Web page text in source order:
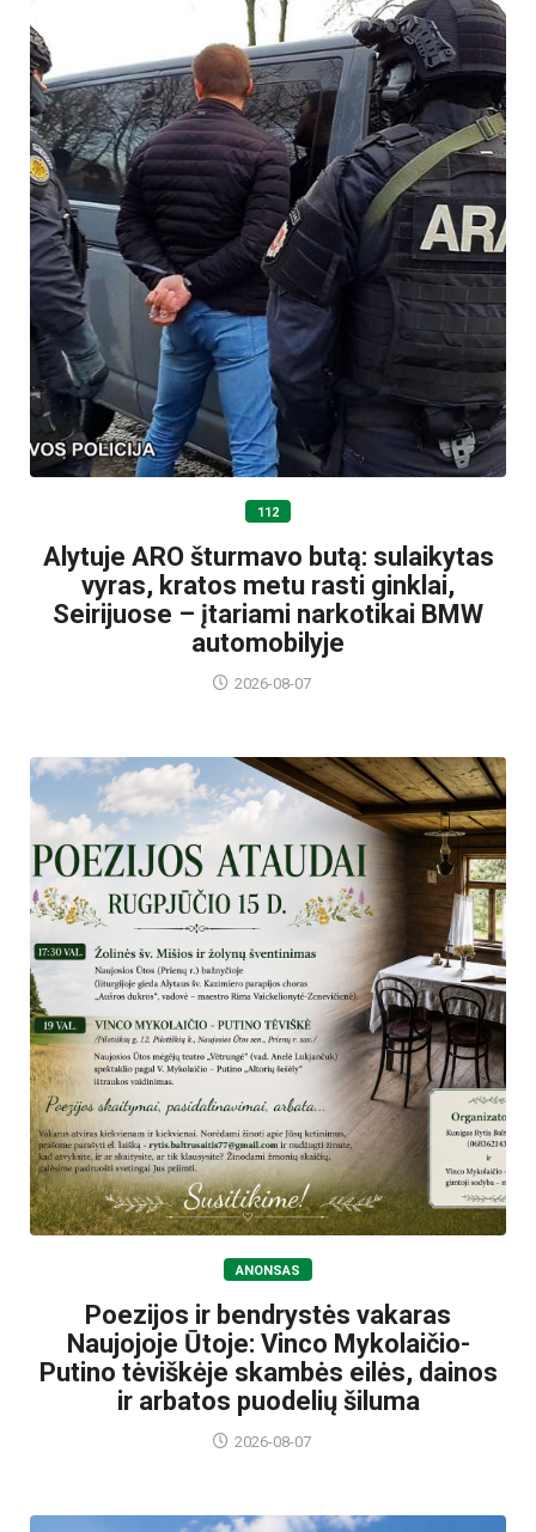
112
Alytuje ARO šturmavo butą: sulaikytas
vyras, kratos metu rasti ginklai,
Seirijuose – įtariami narkotikai BMW
automobilyje
2026-08-07
ANONSAS
Poezijos ir bendrystės vakaras
Naujojoje Ūtoje: Vinco Mykolaičio-
Putino tėviškėje skambės eilės, dainos
ir arbatos puodelių šiluma
2026-08-07